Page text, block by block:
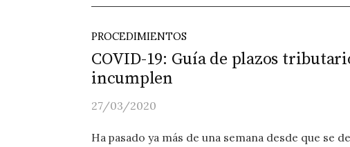
PROCEDIMIENTOS
COVID-19: Guía de plazos
incumplen
27/03/2020
Ha pasado ya más de una semana desde que se